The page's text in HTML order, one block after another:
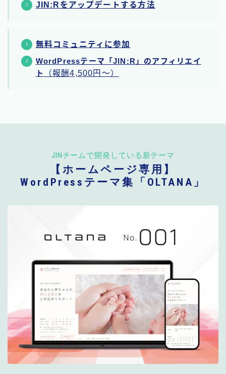
JIN:Rをアップデートする方法
無料コミュニティに参加
WordPressテーマ「JIN:R」のアフィリエイ
ト
（報酬4,500円〜）
JINチームで開発している新テーマ
【ホームページ専用】
WordPressテーマ集「OLTANA」